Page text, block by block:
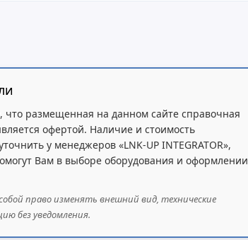
объем установленной системной
памяти
512 GB (32 GB x 16)
размещенная на данном сайте справочная
офертой. Наличие и стоимость
у менеджеров «LNK-UP INTEGRATOR»,
Вам в выборе оборудования и оформлении
право изменять внешний вид, технические
без уведомления.